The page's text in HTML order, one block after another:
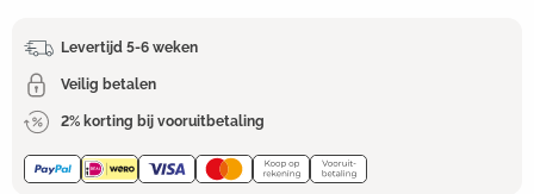
Levertijd 5-6 weken
Veilig betalen
2% korting bij vooruitbetaling